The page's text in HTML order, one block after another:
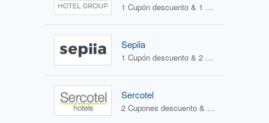
1 Cupón descuento & 1 Oferta
Sepiia
1 Cupón descuento & 2 Ofertas
Sercotel
2 Cupones descuento & 1 Oferta